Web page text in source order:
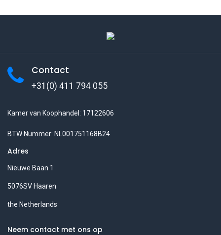
Contact
+31(0) 411 794 055
Kamer van Koophandel: 17122606
BTW Nummer: NL001751168B24
Adres
Nieuwe Baan 1
5076SV Haaren
the Netherlands
Neem contact met ons op